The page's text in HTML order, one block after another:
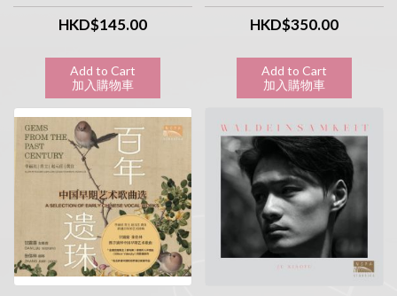
HKD$145.00
Add to Cart
加入購物車
HKD$350.00
Add to Cart
加入購物車